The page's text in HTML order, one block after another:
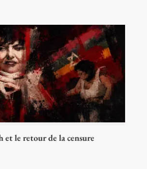
et le retour de la censure